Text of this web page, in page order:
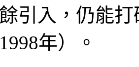
引入，仍能
1998年）。